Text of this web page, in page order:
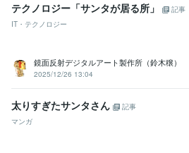
テクノロジー「サンタが居る所」
記事
IT・テクノロジー
鏡面反射デジタルアート製作所（鈴木穣）
2025/12/26 13:04
太りすぎたサンタさん
記事
マンガ